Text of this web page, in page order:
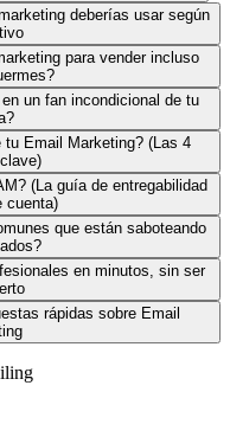
deberías usar según
para vender incluso
un fan incondicional de tu
Email Marketing? (Las 4
(La guía de entregabilidad
cuenta)
que están saboteando
en minutos, sin ser
rápidas sobre Email